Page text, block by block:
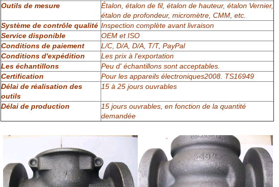
Outils de mesure
Étalon, étalon de fil, étalon de hauteur, étalon Vernier,
étalon de profondeur, micromètre, CMM, etc.
Système de contrôle qualité Inspection complète avant livraison
Service disponible
OEM et ISO
Conditions de paiement
L/C, D/A, D/A, T/T, PayPal
Conditions d'expédition
Les prix à l'exportation
Les échantillons
Peu d' échantillons sont acceptables.
Certification
Pour les appareils électroniques2008. TS16949
Délai de réalisation des
outils
15 à 25 jours ouvrables
Délai de production
15 jours ouvrables, en fonction de la quantité
demandée